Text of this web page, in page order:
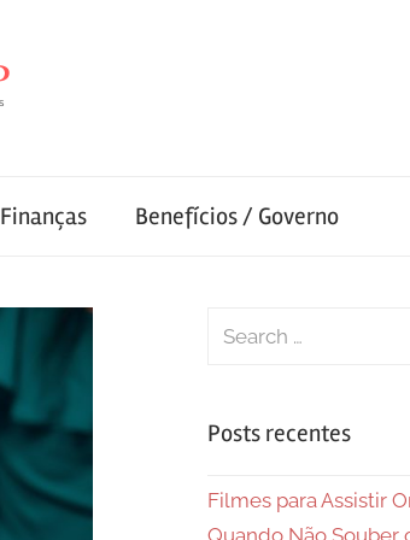
Finanças Benefícios / Governo
Search
Posts recentes
Filmes para Assistir